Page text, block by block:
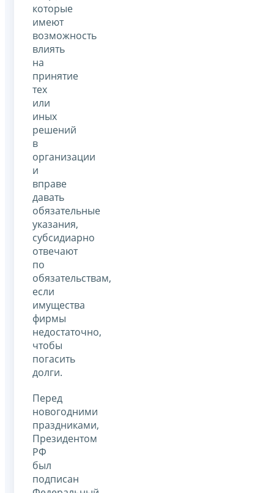
которые
имеют
возможность
влиять
на
принятие
тех
или
иных
решений
в
организации
и
вправе
давать
обязательные
указания,
субсидиарно
отвечают
по
обязательствам,
если
имущества
фирмы
недостаточно,
чтобы
погасить
долги.
Перед
новогодними
праздниками,
Президентом
РФ
был
подписан